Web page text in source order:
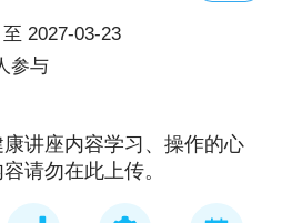
2027-03-23
参与
讲座内容学习、操作的心
请勿在此上传。